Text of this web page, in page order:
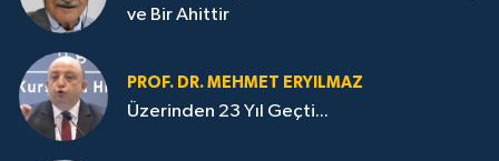
ve Bir Ahittir
PROF. DR. MEHMET ERYILMAZ
Üzerinden 23 Yıl Geçti...